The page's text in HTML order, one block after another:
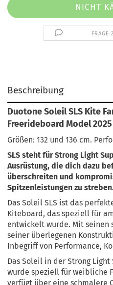
FRAGE
Beschreibung
Duotone Soleil SLS Kite
Freerideboard Model 2025
Größen: 132 und 136 cm.
SLS steht für Strong Light
Ausrüstung, die dich dazu
überschreiten und
Spitzenleistungen zu
Das Soleil SLS ist das
Kiteboard, das speziell für
entwickelt wurde. Mit seinen
seiner überlegenen
Inbegriff von Performance,
Das Soleil in der Strong
wurde speziell für weibliche
verfügt über eine schmalere